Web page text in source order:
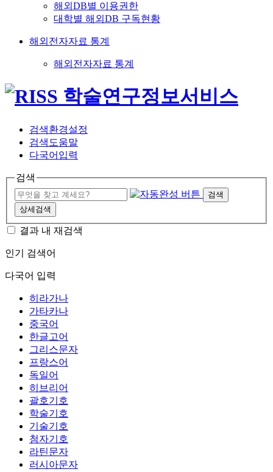
해외DB별 이용권한
대학별 해외DB 구독현황
해외전자자료 통계
해외전자자료 통계
검색환경설정
검색도움말
다국어입력
검색
검색
상세검색
결과 내 재검색
인기 검색어
다국어 입력
히라가나
가타카나
중국어
한글고어
그리스문자
프랑스어
독일어
히브리어
괄호기호
학술기호
기술기호
첨자기호
라틴문자
러시아문자